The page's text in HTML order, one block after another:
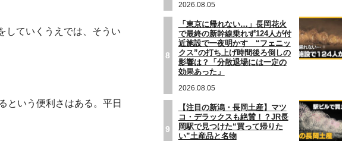
していくうえでは、そうい
という便利さはある。平日
2026.08.05
8
「東京に帰れない…」長岡花火
で最終の新幹線乗れず124人が付
近施設で一夜明かす “フェニッ
クス”の打ち上げ時間後ろ倒しの
影響は？「分散退場には一定の
効果あった」
2026.08.05
9
【注目の新潟・長岡土産】マツ
コ・デラックスも絶賛！？JR長
岡駅で見つけた“買って帰りた
い”土産品と名物